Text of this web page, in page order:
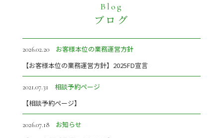
Blog
ブログ
2026.02.20
お客様本位の業務運営方針
【お客様本位の業務運営方針】2025FD宣言
2021.07.31
相談予約ページ
【相談予約ページ】
2026.07.18
お知らせ